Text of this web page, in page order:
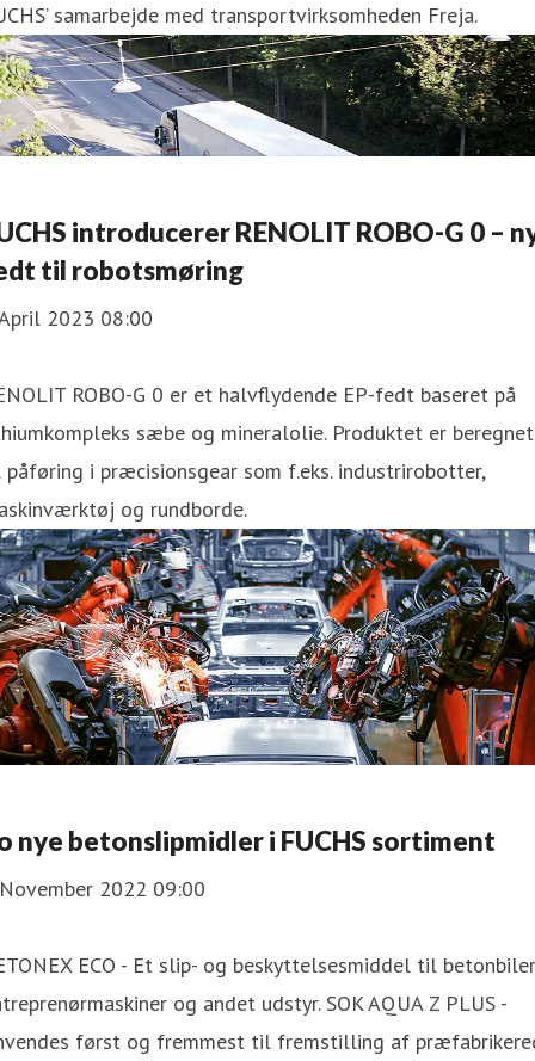
samarbejde med transportvirksomheden Freja.
introducerer RENOLIT ROBO-G 0 –
til robotsmøring
2023 08:00
ROBO-G 0 er et halvflydende EP-fedt baseret på
sæbe og mineralolie. Produktet er beregnet
i præcisionsgear som f.eks. industrirobotter,
og rundborde.
nye betonslipmidler i FUCHS sortiment
2022 09:00
ECO - Et slip- og beskyttelsesmiddel til
og andet udstyr. SOK AQUA Z PLUS -
først og fremmest til fremstilling af